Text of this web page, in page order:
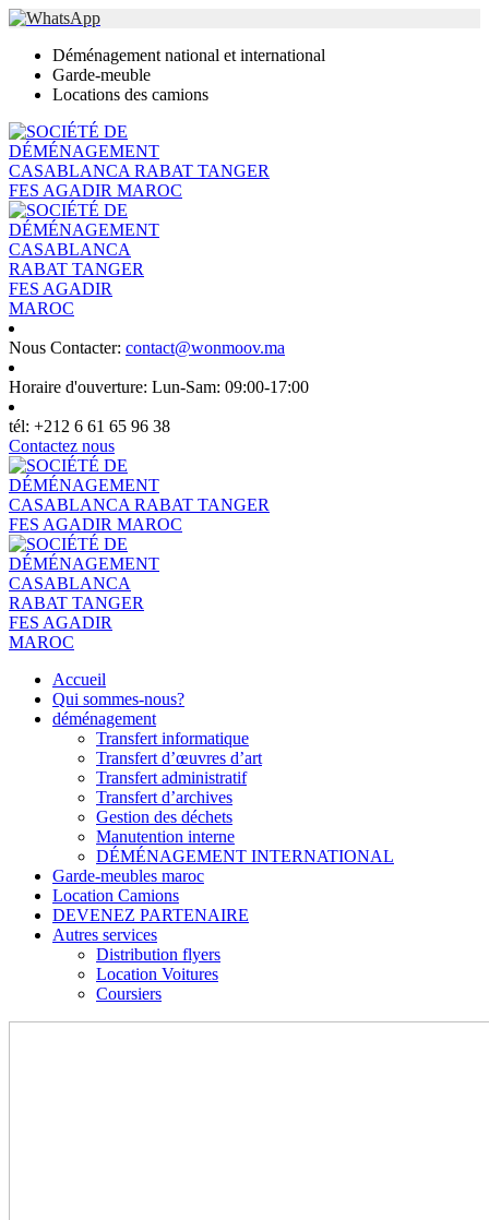
Déménagement national et international
Garde-meuble
Locations des camions
Nous Contacter: contact@wonmoov.ma
Horaire d'ouverture: Lun-Sam: 09:00-17:00
tél: +212 6 61 65 96 38
Contactez nous
Accueil
Qui sommes-nous?
déménagement
Transfert informatique
Transfert d’œuvres d’art
Transfert administratif
Transfert d’archives
Gestion des déchets
Manutention interne
DÉMÉNAGEMENT INTERNATIONAL
Garde-meubles maroc
Location Camions
DEVENEZ PARTENAIRE
Autres services
Distribution flyers
Location Voitures
Coursiers